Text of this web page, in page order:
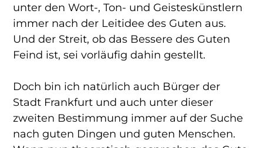
unter den Wort-, Ton- und Geisteskünstlern
immer nach der Leitidee des Guten aus.
Und der Streit, ob das Bessere des Guten
Feind ist, sei vorläufig dahin gestellt.
Doch bin ich natürlich auch Bürger der
Stadt Frankfurt und auch unter dieser
zweiten Bestimmung immer auf der Suche
nach guten Dingen und guten Menschen.